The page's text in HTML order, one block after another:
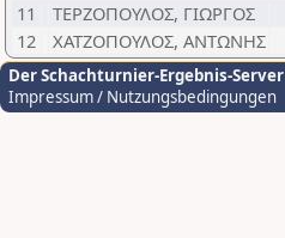
11
ΤΕΡΖΟΠΟΥΛΟΣ, ΓΙΩΡΓΟΣ
12
ΧΑΤΖΟΠΟΥΛΟΣ, ΑΝΤΩΝΗΣ
Der Schachturnier-Ergebnis-Server
Impressum / Nutzungsbedingungen